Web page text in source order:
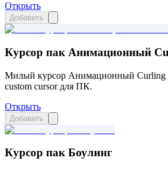
Открыть
Добавить
Курсор пак Анимационный
Милый курсор Анимационный Curling
custom cursor для ПК.
Открыть
Добавить
Курсор пак Боулинг